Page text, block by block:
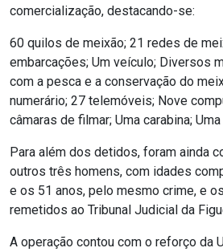
comercialização, destacando-se:
60 quilos de meixão; 21 redes de
embarcações; Um veículo; Diversos
com a pesca e a conservação do
numerário; 27 telemóveis; Nove
câmaras de filmar; Uma carabina; Uma
Para além dos detidos, foram ainda
outros três homens, com idades
e os 51 anos, pelo mesmo crime, e
remetidos ao Tribunal Judicial da
A operação contou com o reforço da